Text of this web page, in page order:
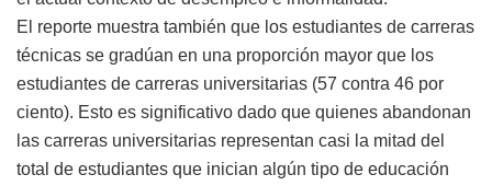
El reporte muestra también que los estudiantes de carreras
técnicas se gradúan en una proporción mayor que los
estudiantes de carreras universitarias (57 contra 46 por
ciento). Esto es significativo dado que quienes abandonan
las carreras universitarias representan casi la mitad del
total de estudiantes que inician algún tipo de educación